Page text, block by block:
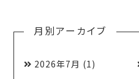
月別アーカイブ
2026年7月 (1)